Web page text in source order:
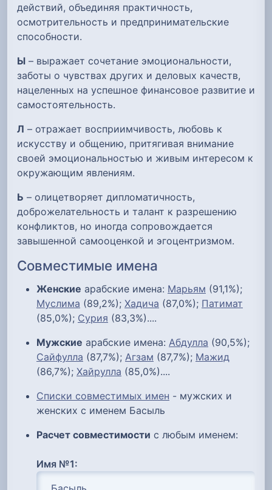
действий, объединяя практичность,
осмотрительность и предпринимательские
способности.
Ы – выражает сочетание эмоциональности,
заботы о чувствах других и деловых качеств,
нацеленных на успешное финансовое развитие и
самостоятельность.
Л – отражает восприимчивость, любовь к
искусству и общению, притягивая внимание
своей эмоциональностью и живым интересом к
окружающим явлениям.
Ь – олицетворяет дипломатичность,
доброжелательность и талант к разрешению
конфликтов, но иногда сопровождается
завышенной самооценкой и эгоцентризмом.
Совместимые имена
Женские арабские имена: Марьям (91,1%);
Муслима (89,2%); Хадича (87,0%); Патимат
(85,0%); Сурия (83,3%)....
Мужские арабские имена: Абдулла (90,5%);
Сайфулла (87,7%); Агзам (87,7%); Мажид
(86,7%); Хайрулла (85,0%)....
Списки совместимых имен - мужских и
женских с именем Басыль
Расчет совместимости с любым именем:
Имя №1: